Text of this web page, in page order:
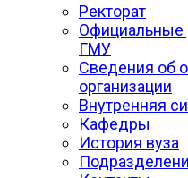
Ректорат
Официальные
ГМУ
Сведения об
организации
Внутренняя
Кафедры
История вуза